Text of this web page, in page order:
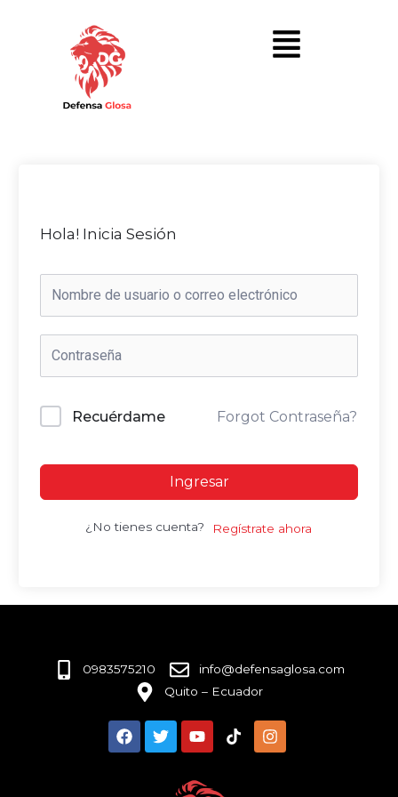
Hola! Inicia Sesión
Recuérdame Forgot Contraseña?
Ingresar
¿No tienes cuenta? Regístrate ahora
0983575210
info@defensaglosa.com
Quito – Ecuador